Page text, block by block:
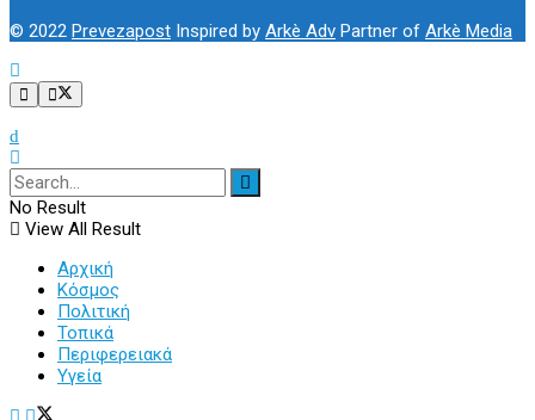
© 2022 Prevezapost Inspired by Arkè Adv Partner of Arkè Media
No Result
View All Result
Αρχική
Κόσμος
Πολιτική
Τοπικά
Περιφερειακά
Υγεία